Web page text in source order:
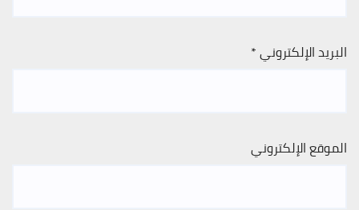
البريد الإلكتروني*
الموقع الإلكتروني